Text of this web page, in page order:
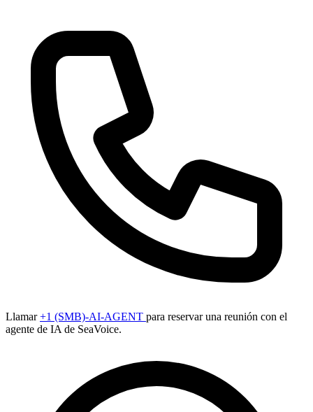
Llamar+1 (SMB)-AI-AGENT para reservar una reunión con el
agente de IA de SeaVoice.